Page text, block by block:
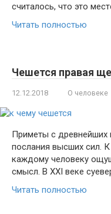
считалось, что это
Читать полностью
Чешется правая
12.12.2018 О человеке
Приметы с древнейших
послания высших сил.
каждому человеку
смысл. В XXI веке
Читать полностью